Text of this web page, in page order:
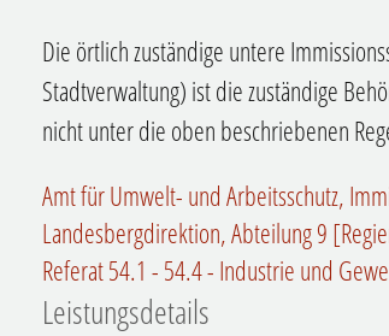
Die örtlich zuständige untere
Stadtverwaltung) ist die zuständige
nicht unter die oben beschriebenen
Amt für Umwelt- und Arbeitsschutz,
Landesbergdirektion, Abteilung 9
Referat 54.1 - 54.4 - Industrie und
Leistungsdetails